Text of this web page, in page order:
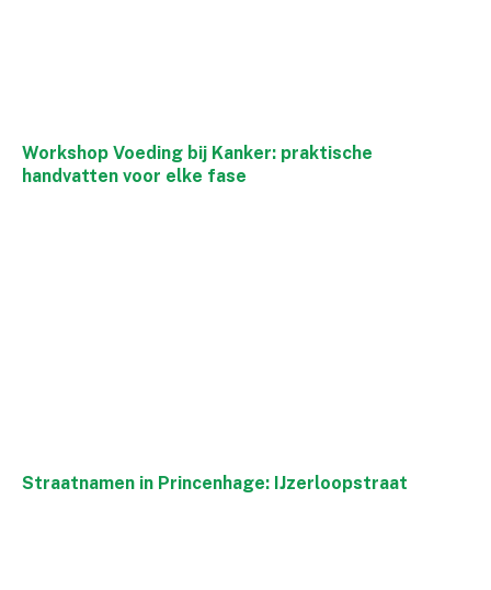
Workshop Voeding bij Kanker: praktische
handvatten voor elke fase
Straatnamen in Princenhage: IJzerloopstraat